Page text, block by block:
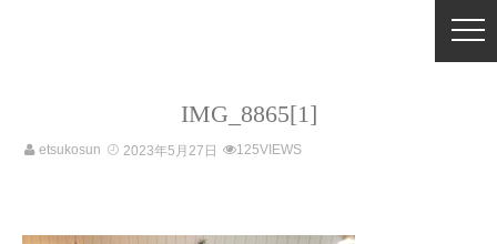
IMG_8865[1]
etsukosun 2023年5月27日 125VIEWS